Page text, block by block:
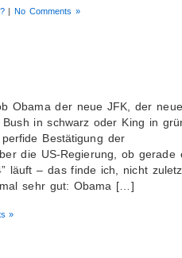
| No Comments »
Obama der neue JFK, der
in schwarz oder King in
Bestätigung der
die US-Regierung, ob gerade
läuft – das finde ich, nicht
sehr gut: Obama […]
»